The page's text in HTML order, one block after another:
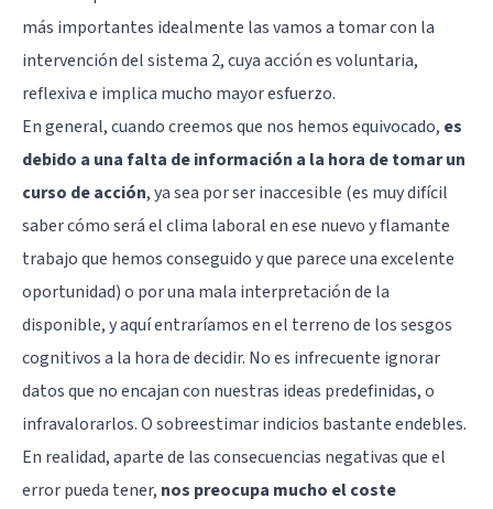
más importantes idealmente las vamos a tomar con la
intervención del sistema 2, cuya acción es voluntaria,
reflexiva e implica mucho mayor esfuerzo.
En general, cuando creemos que nos hemos equivocado, es
debido a una falta de información a la hora de tomar un
curso de acción, ya sea por ser inaccesible (es muy difícil
saber cómo será el clima laboral en ese nuevo y flamante
trabajo que hemos conseguido y que parece una excelente
oportunidad) o por una mala interpretación de la
disponible, y aquí entraríamos en el terreno de los sesgos
cognitivos a la hora de decidir. No es infrecuente ignorar
datos que no encajan con nuestras ideas predefinidas, o
infravalorarlos. O sobreestimar indicios bastante endebles.
En realidad, aparte de las consecuencias negativas que el
error pueda tener, nos preocupa mucho el coste